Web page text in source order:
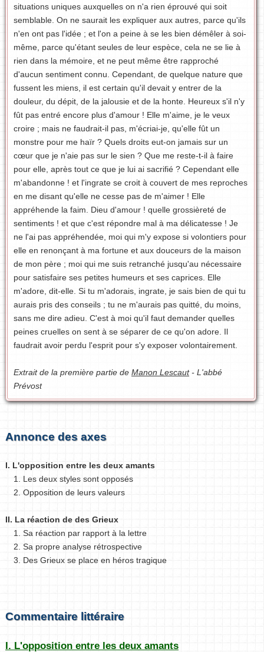
situations uniques auxquelles on n'a rien éprouvé qui soit
semblable. On ne saurait les expliquer aux autres, parce qu'ils
n'en ont pas l'idée ; et l'on a peine à se les bien démêler à soi-
même, parce qu'étant seules de leur espèce, cela ne se lie à
rien dans la mémoire, et ne peut même être rapproché
d'aucun sentiment connu. Cependant, de quelque nature que
fussent les miens, il est certain qu'il devait y entrer de la
douleur, du dépit, de la jalousie et de la honte. Heureux s'il n'y
fût pas entré encore plus d'amour ! Elle m'aime, je le veux
croire ; mais ne faudrait-il pas, m'écriai-je, qu'elle fût un
monstre pour me haïr ? Quels droits eut-on jamais sur un
cœur que je n'aie pas sur le sien ? Que me reste-t-il à faire
pour elle, après tout ce que je lui ai sacrifié ? Cependant elle
m'abandonne ! et l'ingrate se croit à couvert de mes reproches
en me disant qu'elle ne cesse pas de m'aimer ! Elle
appréhende la faim. Dieu d'amour ! quelle grossièreté de
sentiments ! et que c'est répondre mal à ma délicatesse ! Je
ne l'ai pas appréhendée, moi qui m'y expose si volontiers pour
elle en renonçant à ma fortune et aux douceurs de la maison
de mon père ; moi qui me suis retranché jusqu'au nécessaire
pour satisfaire ses petites humeurs et ses caprices. Elle
m'adore, dit-elle. Si tu m'adorais, ingrate, je sais bien de qui tu
aurais pris des conseils ; tu ne m'aurais pas quitté, du moins,
sans me dire adieu. C'est à moi qu'il faut demander quelles
peines cruelles on sent à se séparer de ce qu'on adore. Il
faudrait avoir perdu l'esprit pour s'y exposer volontairement.
Extrait de la première partie de Manon Lescaut- L'abbé
Prévost
Annonce des axes
I. L'opposition entre les deux amants
1. Les deux styles sont opposés
2. Opposition de leurs valeurs
II. La réaction de des Grieux
1. Sa réaction par rapport à la lettre
2. Sa propre analyse rétrospective
3. Des Grieux se place en héros tragique
Commentaire littéraire
I. L'opposition entre les deux amants